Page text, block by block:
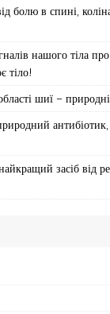
болю в спині,
нашого тіла
тіло!
шиї –
антибіотик,
засіб від